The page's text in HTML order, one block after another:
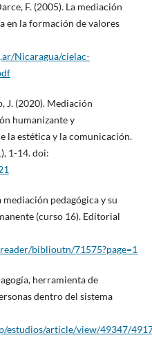
F. (2005). La mediación
en la formación de valores
Nicaragua/cielac-
J. (2020). Mediación
humanizante y
la estética y la comunicación.
1-14. doi:
mediación pedagógica y su
(curso 16). Editorial
biblioutn/71575?page=1
herramienta de
dentro del sistema
estudios/article/view/49347/